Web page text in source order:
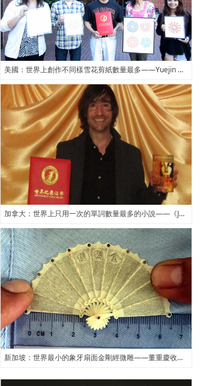
美國：世界上創作不同樣雪花剪紙數量最多——Yuejin Wang王躍進
加拿大：世界上只用一次的單詞數量最多的小說——《Je ne le repeterai pas》
新加坡：世界最小的象牙扇面金剛經微雕——董重慶收藏的象牙扇面金剛經微雕